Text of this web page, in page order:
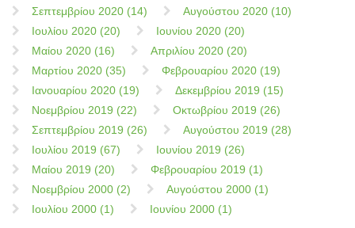
Σεπτεμβρίου 2020 (14)
Αυγούστου 2020 (10)
Ιουλίου 2020 (20)
Ιουνίου 2020 (20)
Μαίου 2020 (16)
Απριλίου 2020 (20)
Μαρτίου 2020 (35)
Φεβρουαρίου 2020 (19)
Ιανουαρίου 2020 (19)
Δεκεμβρίου 2019 (15)
Νοεμβρίου 2019 (22)
Οκτωβρίου 2019 (26)
Σεπτεμβρίου 2019 (26)
Αυγούστου 2019 (28)
Ιουλίου 2019 (67)
Ιουνίου 2019 (26)
Μαίου 2019 (20)
Φεβρουαρίου 2019 (1)
Νοεμβρίου 2000 (2)
Αυγούστου 2000 (1)
Ιουλίου 2000 (1)
Ιουνίου 2000 (1)